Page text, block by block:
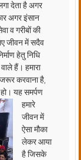
देता है अगर
अगर इंसान
व गरीबों की
जीवन में सदैव
हेतु निधि
हैं। हमारा
करवाना है,
हो। यह समर्पण
हमारे
जीवन में
ऐसा मौका
लेकर आया
है जिसके